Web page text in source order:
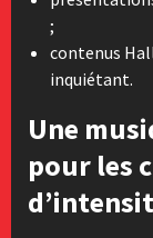
;
contenus
inquiétant.
Une
pour les